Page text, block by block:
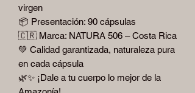
virgen
📦 Presentación: 90 cápsulas
🇨🇷 Marca: NATURA 506 – Costa Rica
💚 Calidad garantizada, naturaleza pura
en cada cápsula
🌿✨ ¡Dale a tu cuerpo lo mejor de la